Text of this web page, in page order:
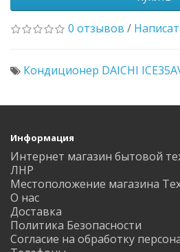
0 отзывов /
Кондиционер DAICHI
Информация
Интернет магазин бытовой
ЛНР
Местоположение магазина
О нас
Доставка
Политика Безопасности
Согласие на обработку